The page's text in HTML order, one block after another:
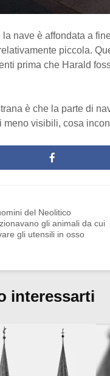
nave è affondata a
piccola.
prima che Harald
è che la parte di
meno visibili, cosa
del Neolitico
gli animali da cui
gli utensili in osso
interessarti